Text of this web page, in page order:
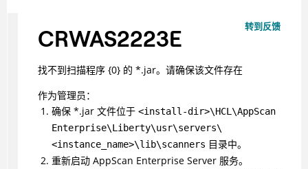
转到反馈
CRWAS2223E
找不到扫描程序 {0} 的 *.jar。请确保该文件存在
作为管理员：
确保 *.jar 文件位于 <install-dir>\HCL\AppScan
Enterprise\Liberty\usr\servers\
<instance_name>\lib\scanners 目录中。
重新启动 AppScan Enterprise Server 服务。